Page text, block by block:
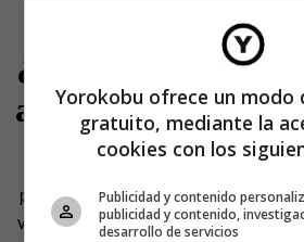
¿Por qué
a morir nos hace
Puede parecer contradictorio, pero
puede ser una poderosa
vida. ¿Cómo? La conciencia de
Yorokobu ofrece un modo
gratuito, mediante la
cookies con los
Publicidad y contenido
publicidad y contenido,
desarrollo de servicios